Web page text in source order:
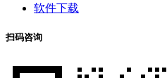
软件下载
扫码咨询